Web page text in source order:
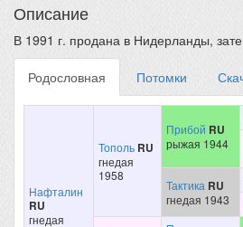
Описание
В 1991 г. продана в Нидерланды,
Родословная Потомки
Нафталин
RU
гнедая
Тополь RU
гнедая
1958
Прибой RU
рыжая 1944
Тактика RU
гнедая 1943